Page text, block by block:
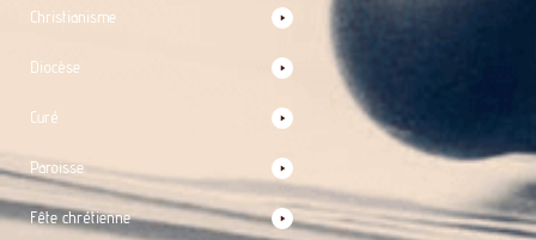
Christianisme
Diocèse
Curé
Paroisse
Fête chrétienne